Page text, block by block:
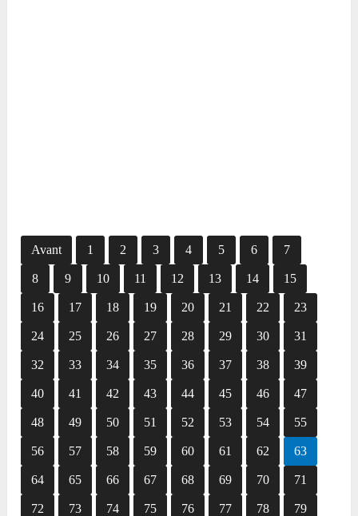
Avant 1 2 3 4 5 6 7
8 9 10 11 12 13 14 15
16 17 18 19 20 21 22 23
24 25 26 27 28 29 30 31
32 33 34 35 36 37 38 39
40 41 42 43 44 45 46 47
48 49 50 51 52 53 54 55
56 57 58 59 60 61 62 63
64 65 66 67 68 69 70 71
72 73 74 75 76 77 78 79